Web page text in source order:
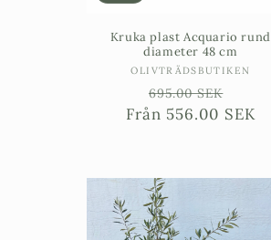
Kruka plast Acquario rund
diameter 48 cm
Säljare:
OLIVTRÄDSBUTIKEN
Ordinarie
pris
695.00 SEK
Från 556.00 SEK